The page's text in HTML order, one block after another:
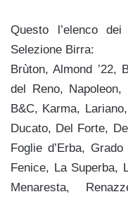
Questo l’elenco
Selezione Birra:
Brùton, Almond ’22,
del Reno, Napoleon,
B&C, Karma,
Ducato, Del Forte,
Foglie d’Erba,
Fenice, La Superba,
Menaresta,